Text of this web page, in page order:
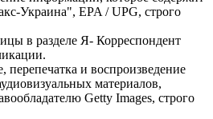
Украина", EPA / UPG, строго
в разделе Я- Корреспондент
и воспроизведение
материалов,
Getty Images, строго